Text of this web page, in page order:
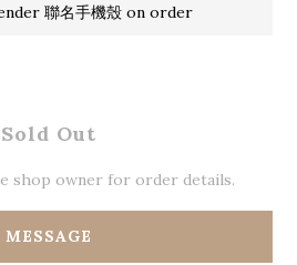
聯名手機殼 on order
Sold Out
shop owner for order details.
MESSAGE